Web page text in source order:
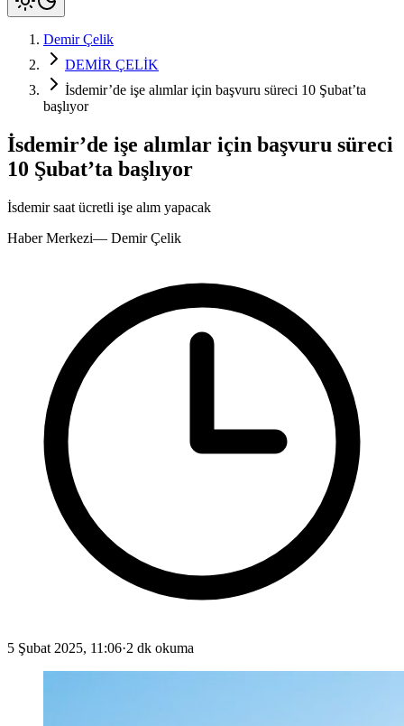
Demir Çelik
DEMİR ÇELİK
İsdemir’de işe alımlar için başvuru süreci 10 Şubat’ta
başlıyor
İsdemir’de işe alımlar için başvuru süreci
10 Şubat’ta başlıyor
İsdemir saat ücretli işe alım yapacak
Haber Merkezi— Demir Çelik
5 Şubat 2025, 11:06·2 dk okuma